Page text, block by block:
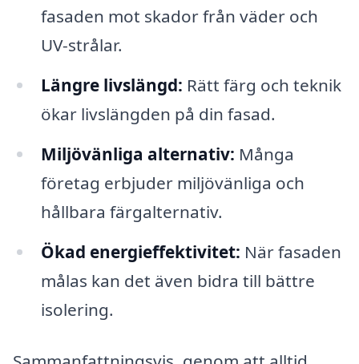
fasaden mot skador från väder och
UV-strålar.
Längre livslängd: Rätt färg och teknik
ökar livslängden på din fasad.
Miljövänliga alternativ: Många
företag erbjuder miljövänliga och
hållbara färgalternativ.
Ökad energieffektivitet: När fasaden
målas kan det även bidra till bättre
isolering.